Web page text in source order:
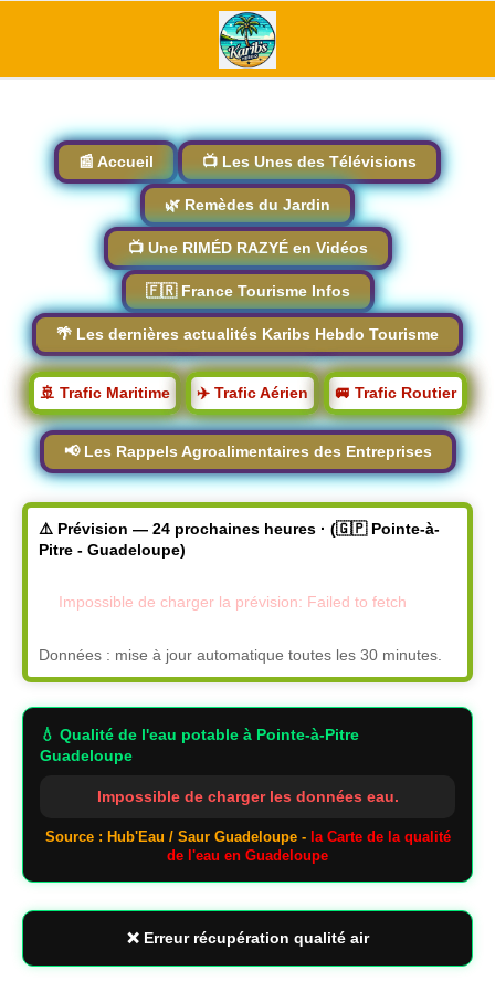
📰 Accueil 📺 Les Unes des Télévisions
🌿 Remèdes du Jardin
📺 Une RIMÉD RAZYÉ en Vidéos
🇫🇷 France Tourisme Infos
🌴 Les dernières actualités Karibs Hebdo Tourisme
🚢 Trafic Maritime ✈️ Trafic Aérien 🚐 Trafic Routier
📢 Les Rappels Agroalimentaires des Entreprises
⚠️ Prévision — 24 prochaines heures · (🇬🇵 Pointe-à-
Pitre - Guadeloupe)
Impossible de charger la prévision: Failed to fetch
Données : mise à jour automatique toutes les 30 minutes.
💧 Qualité de l'eau potable à Pointe-à-Pitre
Guadeloupe
Impossible de charger les données eau.
Source : Hub'Eau / Saur Guadeloupe - la Carte de la qualité
de l'eau en Guadeloupe
❌ Erreur récupération qualité air